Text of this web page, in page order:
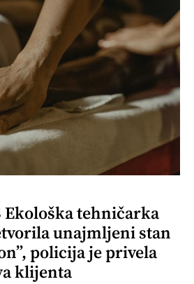
Ekološka tehničarka
unajmljeni stan
policija je privela
klijenta